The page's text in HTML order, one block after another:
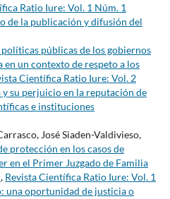
Ratio Iure: Vol. 1 Núm. 1
de la publicación y difusión del
políticas públicas de los gobiernos
en un contexto de respeto a los
Científica Ratio Iure: Vol. 2
y su perjuicio en la reputación de
e instituciones
José Siaden-Valdivieso,
protección en los casos de
en el Primer Juzgado de Familia
, Revista Científica Ratio Iure: Vol. 1
una oportunidad de justicia o